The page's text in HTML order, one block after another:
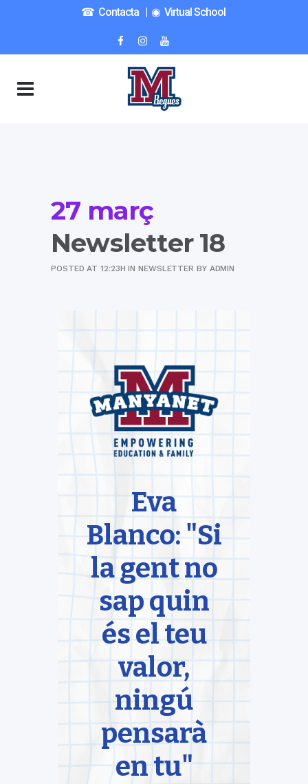
☎︎ Contacta| ◉ Virtual School
27 març
Newsletter 18
POSTED AT 12:23H INNEWSLETTER BY ADMIN
Eva
Blanco: "Si
la gent no
sap quin
és el teu
valor,
ningú
pensarà
en tu"